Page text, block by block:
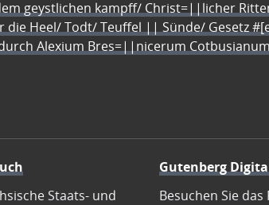
geystlichen kampff/ Christ=||licher
Heel/ Todt/ Teuffel || Sünde/ Gesetz
Alexium Bres=||nicerum
Staats- und
Gutenberg
Besuchen Sie